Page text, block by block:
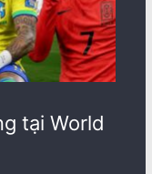
tại World